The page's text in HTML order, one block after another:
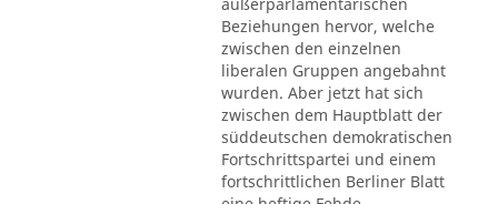
Beziehungen hervor, welche
zwischen den einzelnen
liberalen Gruppen angebahnt
wurden. Aber jetzt hat sich
zwischen dem Hauptblatt der
süddeutschen demokratischen
Fortschrittspartei und einem
fortschrittlichen Berliner Blatt